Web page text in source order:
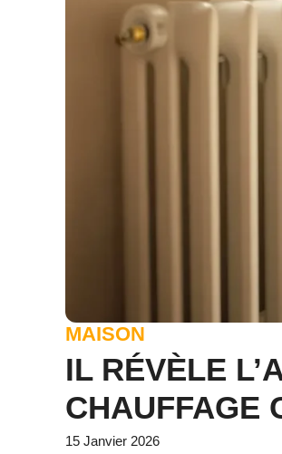
MAISON
IL RÉVÈLE
CHAUFFAGE
15 Janvier 2026